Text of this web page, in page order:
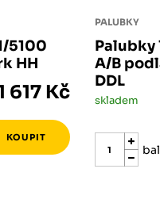
5100
HH
617 Kč
PALUBKY
Palubky
A/B
DDL
skladem
bal